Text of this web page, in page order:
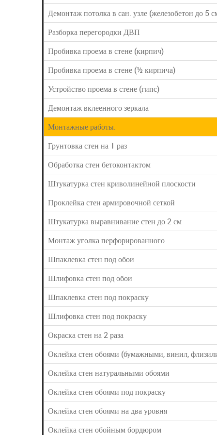
Демонтаж потолка в сан. узле (железобетон до 5
Разборка перегородки ДВП
Пробивка проема в стене (кирпич)
Пробивка проема в стене (½ кирпича)
Устройство проема в стене (гипс)
Демонтаж вклеенного зеркала
Монтажные работы:
Грунтовка стен на 1 раз
Обработка стен бетоконтактом
Штукатурка стен криволинейной плоскости
Проклейка стен армировочной сеткой
Штукатурка выравнивание стен до 2 см
Монтаж уголка перфорированного
Шпаклевка стен под обои
Шлифовка стен под обои
Шпаклевка стен под покраску
Шлифовка стен под покраску
Окраска стен на 2 раза
Оклейка стен обоями (бумажными, винил,
Оклейка стен натуральными обоями
Оклейка стен обоями под покраску
Оклейка стен обоями на два уровня
Оклейка стен обойным бордюром